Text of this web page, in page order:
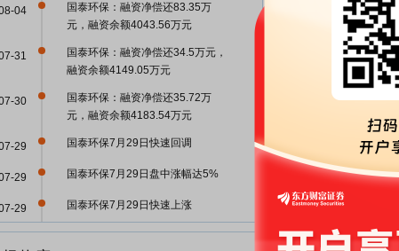
国泰环保：融资净偿还83.35万
元，融资余额4043.56万元
04
国泰环保：融资净偿还34.5万元，
融资余额4149.05万元
31
国泰环保：融资净偿还35.72万
元，融资余额4183.54万元
30
国泰环保7月29日快速回调
29
国泰环保7月29日盘中涨幅达5%
29
国泰环保7月29日快速上涨
29
国泰环保：融资净偿还15.02万
国泰环
达到2%
国泰环
告
国泰环
达到
国泰环
国泰环
意见书
06-18